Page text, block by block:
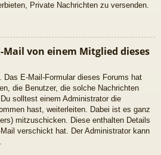
Private Nachrichten zu versenden.
Mail von einem Mitglied dieses
E-Mail-Formular dieses Forums hat
die Benutzer, die solche Nachrichten
solltest einem Administrator die
hast, weiterleiten. Dabei ist es ganz
mitzuschicken. Diese enthalten Details
verschickt hat. Der Administrator kann